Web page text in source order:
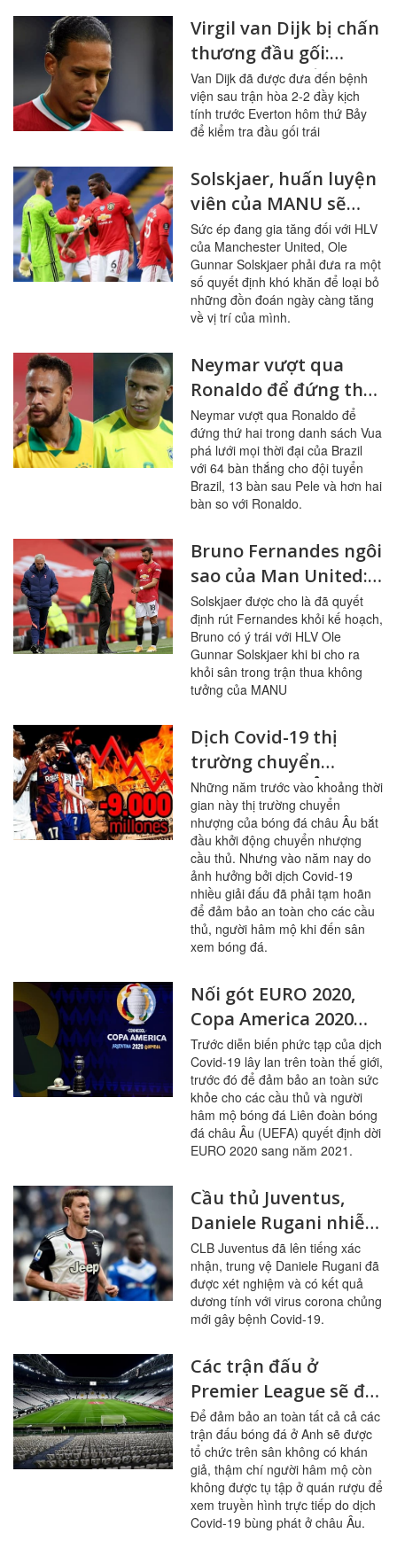
Virgil van Dijk bị chấn
thương đầu gối:
Liverpool chuẩn bị
cho điều tồi tệ nhất
đến hết mùa giải
Van Dijk đã được đưa đến bệnh
viện sau trận hòa 2-2 đầy kịch
tính trước Everton hôm thứ Bảy
để kiểm tra đầu gối trái
Solskjaer, huấn luyện
viên của MANU sẽ
phải bỏ Pogba và De
Gea để cứu công việc
Sức ép đang gia tăng đối với HLV
của Manchester United, Ole
Gunnar Solskjaer phải đưa ra một
số quyết định khó khăn để loại bỏ
những đồn đoán ngày càng tăng
về vị trí của mình.
Neymar vượt qua
Ronaldo để đứng thứ
hai trong danh sách
Vua phá lưới mọi thời
đại của Brazil
Neymar vượt qua Ronaldo để
đứng thứ hai trong danh sách Vua
phá lưới mọi thời đại của Brazil
với 64 bàn thắng cho đội tuyển
Brazil, 13 bàn sau Pele và hơn hai
bàn so với Ronaldo.
Bruno Fernandes ngôi
sao của Man United:
bực tức khi bị Ole
Gunnar Solskjaer đuổi
khỏi hiệp một trong
trận thua bẽ mặt
trước Tottenham
Solskjaer được cho là đã quyết
định rút Fernandes khỏi kế hoạch,
Bruno có ý trái với HLV Ole
Gunnar Solskjaer khi bi cho ra
khỏi sân trong trận thua không
tưởng của MANU
Dịch Covid-19 thị
trường chuyển
nhượng châu Âu sụt
giảm 9 tỷ Euro
Những năm trước vào khoảng thời
gian này thị trường chuyển
nhượng của bóng đá châu Âu bắt
đầu khởi động chuyển nhượng
cầu thủ. Nhưng vào năm nay do
ảnh hưởng bởi dịch Covid-19
nhiều giải đấu đã phải tạm hoãn
để đảm bảo an toàn cho các cầu
thủ, người hâm mộ khi đến sân
xem bóng đá.
Nối gót EURO 2020,
Copa America 2020
cũng sẽ bị hoãn đến
mùa hè 2021 vì đại
dịch Covid-19
Trước diễn biến phức tạp của dịch
Covid-19 lây lan trên toàn thế giới,
trước đó để đảm bảo an toàn sức
khỏe cho các cầu thủ và người
hâm mộ bóng đá Liên đoàn bóng
đá châu Âu (UEFA) quyết định dời
EURO 2020 sang năm 2021.
Cầu thủ Juventus,
Daniele Rugani nhiễm
Covid-19, nhiều siêu
sao lo lắng
CLB Juventus đã lên tiếng xác
nhận, trung vệ Daniele Rugani đã
được xét nghiệm và có kết quả
dương tính với virus corona chủng
mới gây bệnh Covid-19.
Các trận đấu ở
Premier League sẽ đá
trên sân không khán
giả do dịch Covid-19
Để đảm bảo an toàn tất cả cả các
trận đấu bóng đá ở Anh sẽ được
tổ chức trên sân không có khán
giả, thậm chí người hâm mộ còn
không được tụ tập ở quán rượu để
xem truyền hình trực tiếp do dịch
Covid-19 bùng phát ở châu Âu.